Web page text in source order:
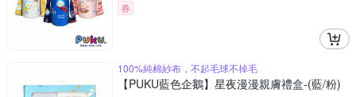
券
100%純棉紗布，不起毛球不掉毛
【PUKU藍色企鵝】星夜漫漫親膚禮盒-(藍/粉)